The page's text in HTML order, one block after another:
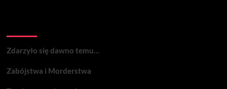
Zdarzyło się dawno temu…
Zabójstwa i Morderstwa